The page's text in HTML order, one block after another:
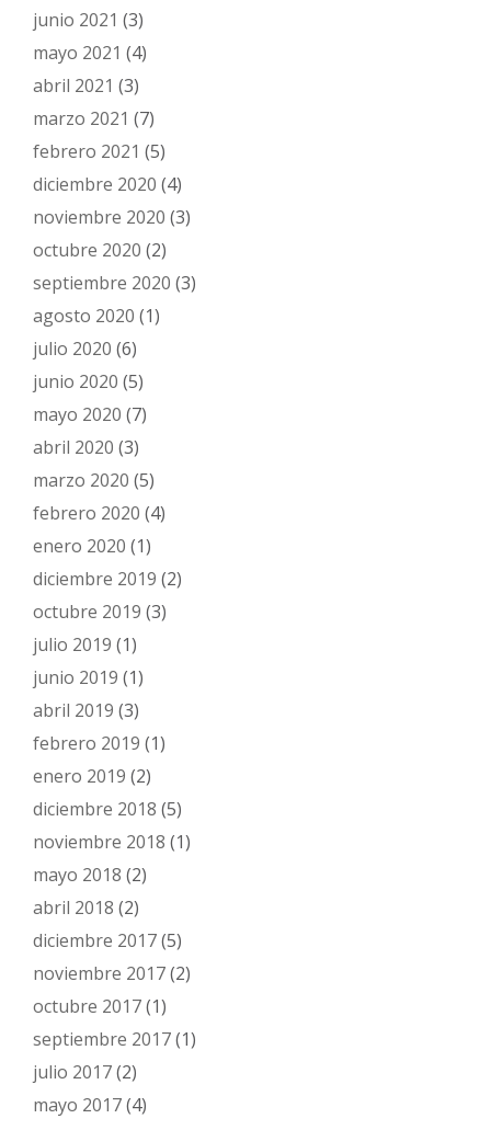
junio 2021 (3)
mayo 2021 (4)
abril 2021 (3)
marzo 2021 (7)
febrero 2021 (5)
diciembre 2020 (4)
noviembre 2020 (3)
octubre 2020 (2)
septiembre 2020 (3)
agosto 2020 (1)
julio 2020 (6)
junio 2020 (5)
mayo 2020 (7)
abril 2020 (3)
marzo 2020 (5)
febrero 2020 (4)
enero 2020 (1)
diciembre 2019 (2)
octubre 2019 (3)
julio 2019 (1)
junio 2019 (1)
abril 2019 (3)
febrero 2019 (1)
enero 2019 (2)
diciembre 2018 (5)
noviembre 2018 (1)
mayo 2018 (2)
abril 2018 (2)
diciembre 2017(5)
noviembre 2017(2)
octubre 2017(1)
septiembre 2017(1)
julio 2017(2)
mayo 2017(4)